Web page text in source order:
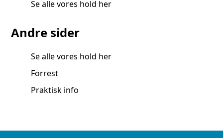
Se alle vores hold her
Andre sider
Se alle vores hold her
Forrest
Praktisk info